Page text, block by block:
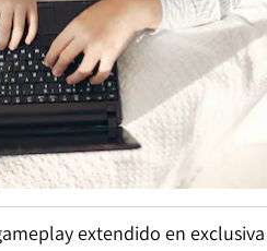
extendido en exclusiva